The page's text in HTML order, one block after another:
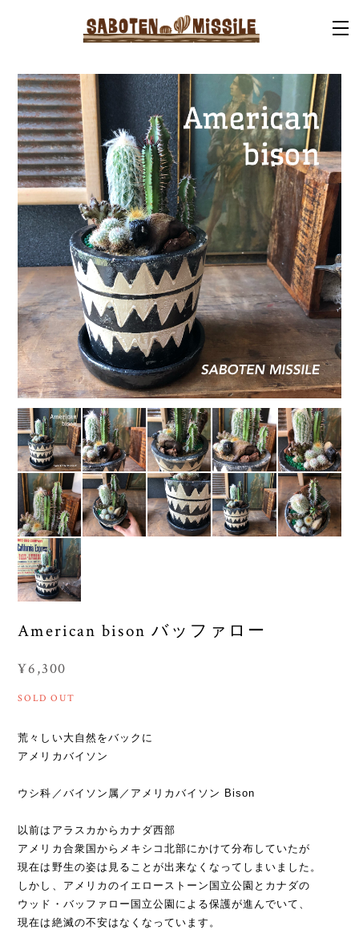
American bison バッファロー
¥6,300
SOLD OUT
荒々しい大自然をバックに
アメリカバイソン
ウシ科／バイソン属／アメリカバイソン Bison
以前はアラスカからカナダ西部
アメリカ合衆国からメキシコ北部にかけて分布していたが
現在は野生の姿は見ることが出来なくなってしまいました。
しかし、アメリカのイエローストーン国立公園とカナダの
ウッド・バッファロー国立公園による保護が進んでいて、
現在は絶滅の不安はなくなっています。